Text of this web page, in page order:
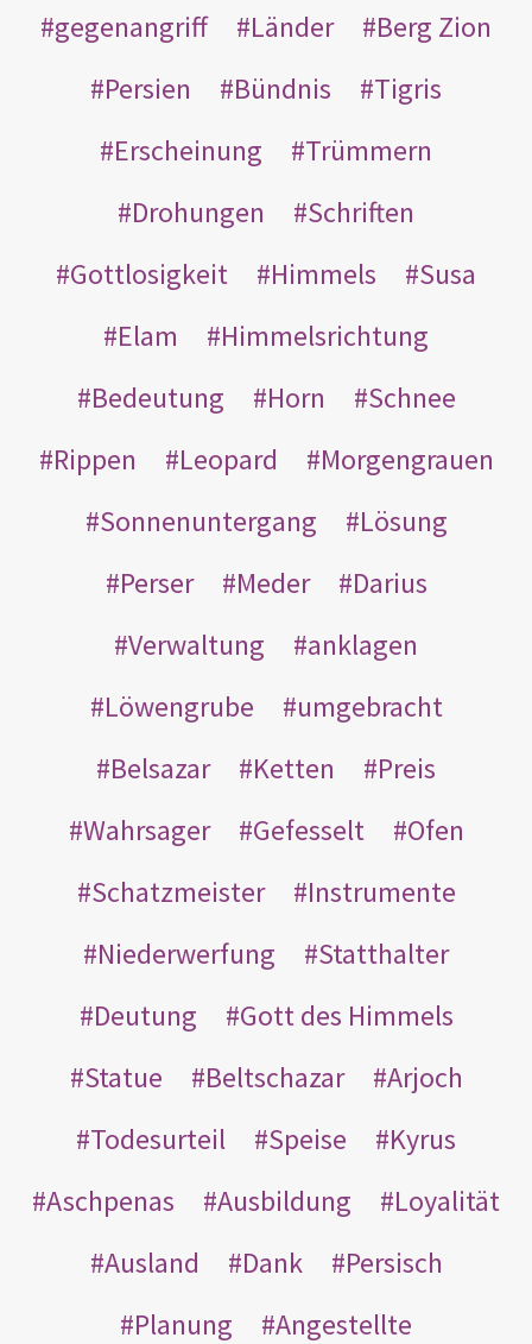
gegenangriff
Länder
Berg Zion
Persien
Bündnis
Tigris
Erscheinung
Trümmern
Drohungen
Schriften
Gottlosigkeit
Himmels
Susa
Elam
Himmelsrichtung
Bedeutung
Horn
Schnee
Rippen
Leopard
Morgengrauen
Sonnenuntergang
Lösung
Perser
Meder
Darius
Verwaltung
anklagen
Löwengrube
umgebracht
Belsazar
Ketten
Preis
Wahrsager
Gefesselt
Ofen
Schatzmeister
Instrumente
Niederwerfung
Statthalter
Deutung
Gott des Himmels
Statue
Beltschazar
Arjoch
Todesurteil
Speise
Kyrus
Aschpenas
Ausbildung
Loyalität
Ausland
Dank
Persisch
Planung
Angestellte